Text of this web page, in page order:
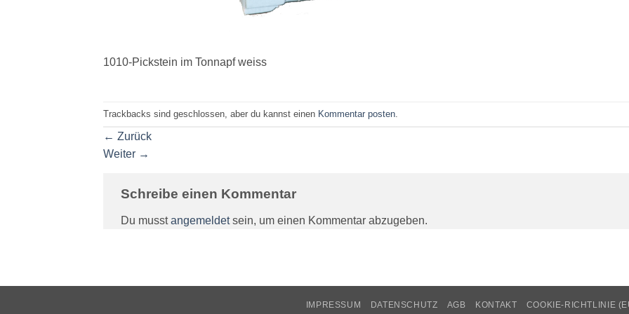
1010-Pickstein im Tonnapf weiss
Trackbacks sind geschlossen, aber du kannst einen Kommentar posten
← Zurück
Weiter →
Schreibe einen Kommentar
Du musstangemeldetsein, um einen Kommentar abzugeben.
IMPRESSUM DATENSCHUTZ AGB KONTAKT COOKIE-RICHTLINIE